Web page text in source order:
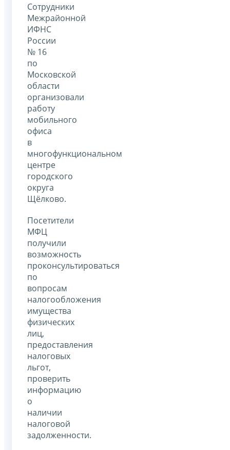
Сотрудники
Межрайонной
ИФНС
России
№ 16
по
Московской
области
организовали
работу
мобильного
офиса
в
многофункциональном
центре
городского
округа
Щёлково.
Посетители
МФЦ
получили
возможность
проконсультироваться
по
вопросам
налогообложения
имущества
физических
лиц,
предоставления
налоговых
льгот,
проверить
информацию
о
наличии
налоговой
задолженности.